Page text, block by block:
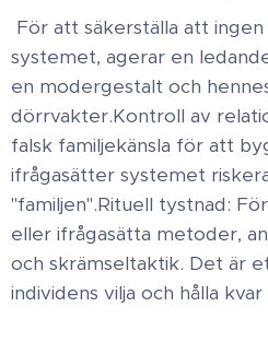
​För att säkerställa att
systemet, agerar en
en modergestalt och
dörrvakter. ​Kontroll av
falsk familjekänsla för att
ifrågasätter systemet
"familjen". ​Rituell tystnad:
eller ifrågasätta metoder,
och skrämseltaktik. Det är
individens vilja och hålla kvar